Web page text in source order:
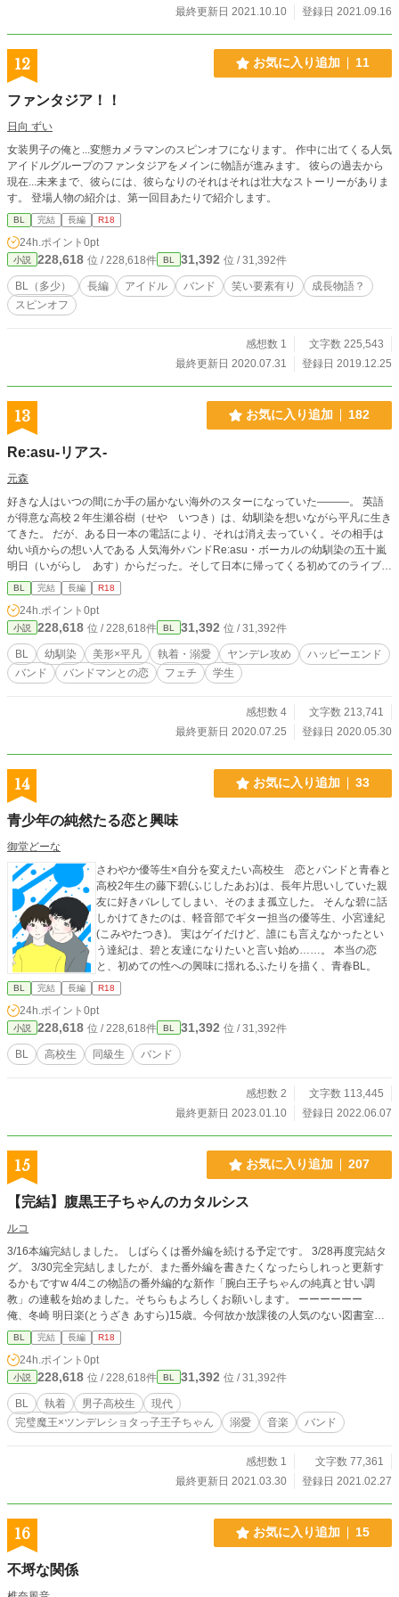
最終更新日 2021.10.10
登録日 2021.09.16
12 お気に入り追加 11
ファンタジア！！
日向 ずい
女装男子の俺と...変態カメラマンのスピンオフになります。 作中に出てくる人気
アイドルグループのファンタジアをメインに物語が進みます。 彼らの過去から
現在...未来まで、彼らには、彼らなりのそれはそれは壮大なストーリーがありま
す。 登場人物の紹介は、第一回目あたりで紹介します。
BL 完結 長編 R18
24h.ポイント 0pt
小説 228,618 位 / 228,618件 BL 31,392 位 / 31,392件
BL（多少） 長編 アイドル バンド 笑い要素有り
成長物語？
スピンオフ
感想数 1
文字数 225,543
最終更新日 2020.07.31
登録日 2019.12.25
13 お気に入り追加 182
Re:asu-リアス-
元森
好きな人はいつの間にか手の届かない海外のスターになっていた―――。 英語
が得意な高校２年生瀬谷樹（せや いつき）は、幼馴染を想いながら平凡に生き
てきた。 だが、ある日一本の電話により、それは消え去っていく。その相手は
幼い頃からの想い人である 人気海外バンドRe:asu・ボーカルの幼馴染の五十嵐
明日（いがらし あす）からだった。そして日本に帰ってくる初めてのライブに
招待されて…？ 会うたびに距離が近くなっていく二人だが、徐々にそれはおか
しくなっていき…。 甘えん坊美形海外ボーカリスト×英語が得意な平凡高校生
※執着攻・ヤンデレ要素が強めの作品です。シリアス気味。攻めが受けに肉体
的・精神的に追い詰める描写・性描写が多い＆強いなのでご注意ください。 こ
の作品はサイト（http://momimomi777.web.fc2.com/index.html）にも掲載してお
り、さらに加筆修正を加えたものとなります。
BL 完結 長編 R18
24h.ポイント 0pt
小説 228,618 位 / 228,618件 BL 31,392 位 / 31,392件
BL 幼馴染 美形×平凡 執着・溺愛 ヤンデレ攻め
ハッピーエンド
バンド
バンドマンとの恋 フェチ 学生
感想数 4
文字数 213,741
最終更新日 2020.07.25
登録日 2020.05.30
14 お気に入り追加 33
青少年の純然たる恋と興味
御堂どーな
さわやか優等生×自分を変えたい高校生 恋とバンドと青春と
高校2年生の藤下碧(ふじしたあお)は、長年片思いしていた親
友に好きバレしてしまい、そのまま孤立した。 そんな碧に話
しかけてきたのは、軽音部でギター担当の優等生、小宮達紀
(こみやたつき)。 実はゲイだけど、誰にも言えなかったとい
う達紀は、碧と友達になりたいと言い始め……。 本当の恋
と、初めての性への興味に揺れるふたりを描く、青春BL。
BL 完結 長編 R18
24h.ポイント 0pt
小説 228,618 位 / 228,618件 BL 31,392 位 / 31,392件
BL 高校生 同級生 バンド
感想数 2
文字数 113,445
最終更新日 2023.01.10
登録日 2022.06.07
15 お気に入り追加 207
【完結】腹黒王子ちゃんのカタルシス
ルコ
3/16本編完結しました。 しばらくは番外編を続ける予定です。 3/28再度完結タ
グ。 3/30完全完結しましたが、また番外編を書きたくなったらしれっと更新す
るかもですw 4/4この物語の番外編的な新作「腕白王子ちゃんの純真と甘い調
教」の連載を始めました。そちらもよろしくお願いします。 ーーーーーー
俺、冬崎 明日楽(とうざき あすら)15歳。今何故か放課後の人気のない図書室
で、男の先輩に本棚ドンされてます… その先輩の名は秋月 暁弥(あきづき き
ょうや)。 完璧王子と言われるハイスペック持ちの超絶イケメン。 まぁ、俺から
したら完璧王子って言うより、完璧魔王だけどな。 こいつが小六になるまで
は毎日のように俺と遊んでたんだ。 なのに、キョウの背が急に伸び出した頃か
ら徐々に避けられ、中学生時代はガン無視状態。 なのに何なのこの状況！ こ
れは、ちょっと気が強いだけの腹黒とは言い難いツンデレ属性のショタっ子風味
王子ちゃんが、完璧魔王に長年放置、翻弄、溺愛された末、カタルシスを得て幸
より、心が浄化されたり、快感を得たりすることです。 医学的には、排泄とい
う意味もあるらしく…何か意味深w ーーーーーー 年季の入った読み専でした
い目で見ていただけると幸いです。 基本固定CPのハッピーエンド至上主義。 辛
い出来事は起こらない予定です。 R18には＊を付けます。
BL 完結 長編 R18
24h.ポイント 0pt
小説 228,618 位 / 228,618件 BL 31,392 位 / 31,392件
BL 執着 男子高校生
現代
完璧魔王×ツンデレショタっ子王子ちゃん
溺愛 音楽 バンド
感想数 1
文字数 77,361
最終更新日 2021.03.30
登録日 2021.02.27
16 お気に入り追加 15
不埒な関係